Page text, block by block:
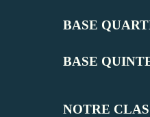
BASE
BASE
NOTRE